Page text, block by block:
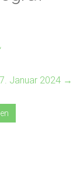
Januar 2024 →